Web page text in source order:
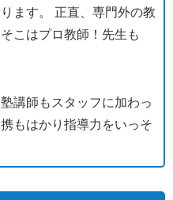
ます。 正直、専門外の教
こはプロ教師！先生も
講師もスタッフに加わっ
もはかり指導力をいっそ